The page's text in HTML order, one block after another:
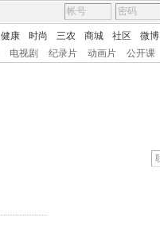
健康 时尚 三农 商城 社区 微博
电视剧 纪录片 动画片 公开课